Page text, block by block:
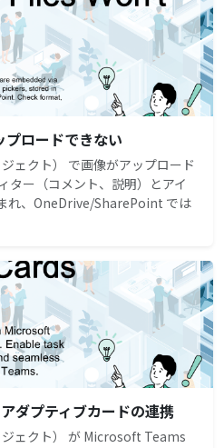
ロードできない
ェクト） で画像がアップロード
ター（コメント、説明）とアイ
れ、OneDrive/SharePoint では
ダプティブカードの連携
ェクト） が Microsoft Teams